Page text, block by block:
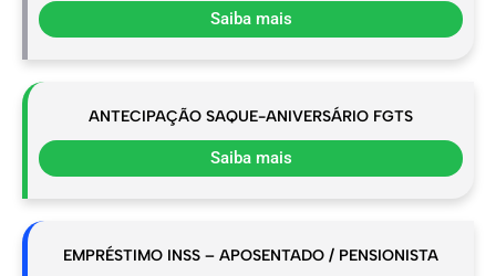
Saiba mais
ANTECIPAÇÃO SAQUE-ANIVERSÁRIO FGTS
Saiba mais
EMPRÉSTIMO INSS – APOSENTADO / PENSIONISTA